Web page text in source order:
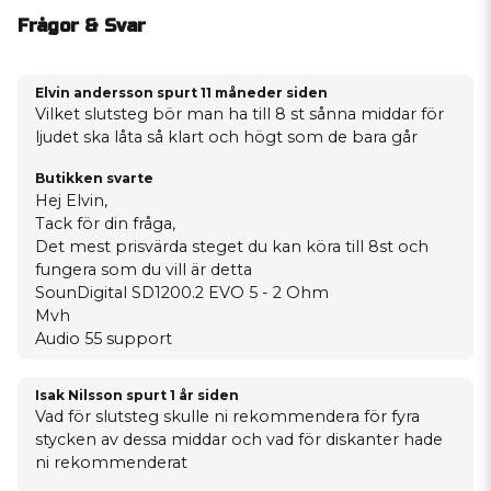
Frågor & Svar
Elvin andersson spurt 11 måneder siden
Vilket slutsteg bör man ha till 8 st sånna middar för
ljudet ska låta så klart och högt som de bara går
Butikken svarte
Hej Elvin,
Tack för din fråga,
Det mest prisvärda steget du kan köra till 8st och
fungera som du vill är detta
SounDigital SD1200.2 EVO 5 - 2 Ohm
Mvh
Audio 55 support
Isak Nilsson spurt 1 år siden
Vad för slutsteg skulle ni rekommendera för fyra
stycken av dessa middar och vad för diskanter hade
ni rekommenderat